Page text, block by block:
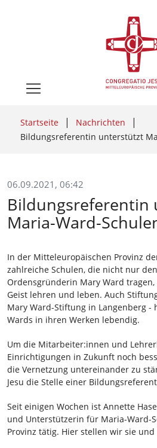
Startseite
Nachrichten
Bildungsreferentin unterstützt
06.09.2021, 06:42
Bildungsreferentin
Maria-Ward-
In der Mitteleuropäischen Provinz
zahlreiche Schulen, die nicht nur
Ordensgründerin Mary Ward
Geist lehren und leben. Auch
Mary Ward-Stiftung in Langenberg -
Wards in ihren Werken lebendig.
Um die Mitarbeiter:innen und
Einrichtigungen in Zukunft noch
die Vernetzung untereinander zu
Jesu die Stelle einer
Seit einigen Wochen ist Annette
und Unterstützerin für Maria-Ward-
Provinz tätig. Hier stellen wir sie